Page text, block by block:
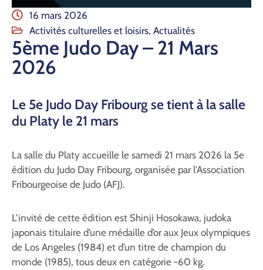
16 mars 2026
Activités culturelles et loisirs, Actualités
5ème Judo Day – 21 Mars
2026
Le 5e Judo Day Fribourg se tient à la salle
du Platy le 21 mars
La salle du Platy accueille le samedi 21 mars 2026 la 5e
édition du Judo Day Fribourg, organisée par l’Association
Fribourgeoise de Judo (AFJ).
L’invité de cette édition est Shinji Hosokawa, judoka
japonais titulaire d’une médaille d’or aux Jeux olympiques
de Los Angeles (1984) et d’un titre de champion du
monde (1985), tous deux en catégorie -60 kg.